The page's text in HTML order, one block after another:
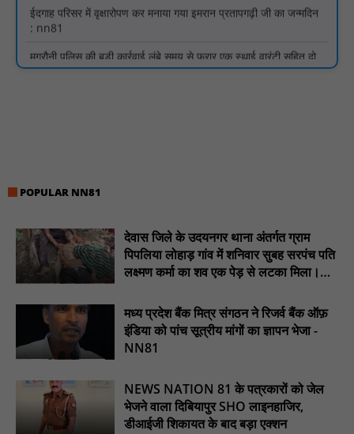
वारंटी गिरफ्तार : NN81
फर्श पर उपेक्षित हालत में मिला तिरंगा : NN81
का हुआ पुनः संचालन : NN81
गहनता एवं सूक्ष्मता से निरीक्षण कर सम्बन्धित को आवश्यक दिशा-निर्देश दिया
गया : NN81
इंदिरा मिनी स्टेडियम में मुख्य समारोह स्थल का निरीक्षण कर अधिकारियों को
₹10 न्यूनतम किराया, ₹2 प्रति किमी दर: सिवनी में बस यात्रियों पर बढ़ेगा
आर्थिक दबाव, राजपत्र में नई किराया दरें: NN81
चिरूनी गांव को मिली सड़क की सौगात, डेढ़ किमी रोड मंजूर होते ही ग्रामीणों में
छाई खुशी : NN81
ईदगाह परिसर में वृक्षारोपण कर मनाया गया इमरान प्रतापगढ़ी जी का जन्मदिन
: nn81
POPULAR NN81
देवास जिले के उदयनगर थाना अंतर्गत ग्राम
पिपलिया लोहाड़ गांव में शनिवार सुबह सरपंच पति
लक्ष्मण कर्मा का शव एक पेड़ से लटका मिला।
मध्य प्रदेश बैंक मित्र संगठन ने रिजर्व बैंक ऑफ़
इंडिया को पांच सूत्रीय मांगों का ज्ञापन भेजा -
NN81
NEWS NATION 81 के पत्रकारों को जेल
भेजने वाला दिबियापुर SHO लाइनहाजिर,
डीआईजी शिकायत के बाद बड़ा एक्शन